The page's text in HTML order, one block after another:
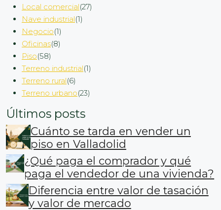
Local comercial(27)
Nave industrial(1)
Negocio(1)
Oficinas(8)
Piso(58)
Terreno industrial(1)
Terreno rural(6)
Terreno urbano(23)
Últimos posts
Cuánto se tarda en vender un
piso en Valladolid
¿Qué paga el comprador y qué
paga el vendedor de una vivienda?
Diferencia entre valor de tasación
y valor de mercado